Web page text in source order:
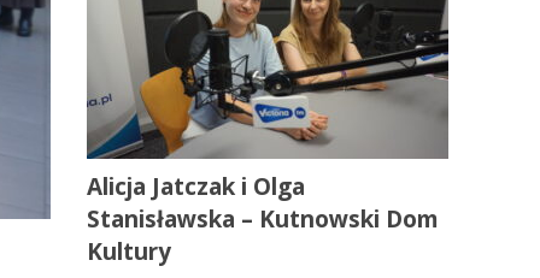
Alicja Jatczak i Olga
Stanisławska – Kutnowski Dom
Kultury